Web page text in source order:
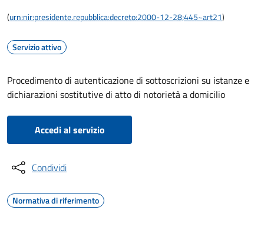
(urn:nir:presidente.repubblica:decreto:2000-12-28;445~art21)
Servizio attivo
Procedimento di autenticazione di sottoscrizioni su istanze e
dichiarazioni sostitutive di atto di notorietà a domicilio
Accedi al servizio
Condividi
Normativa di riferimento